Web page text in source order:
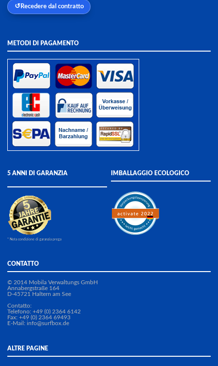
Recedere dal contratto
METODI DI PAGAMENTO
5 ANNI DI GARANZIA
* Nota condizione di garanzia prega
IMBALLAGGIO ECOLOGICO
CONTATTO
© 2014 Mobila Verwaltungs GmbH
Annabergstraße 164
D-45721 Haltern am See
Contatto:
Telefono: +49 (0) 2364 6142
Fax: +49 (0) 2364 69493
E-Mail: info@surfbox.de
ALTRE PAGINE